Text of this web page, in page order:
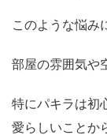
このような悩み
部屋の雰囲気や
特にパキラは初
愛らしいことか